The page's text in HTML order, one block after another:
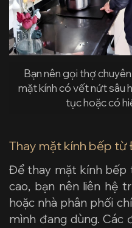
Bạn nên gọi thợ
mặt kính có vết nứt sâu
tục hoặc có
Thay mặt kính bếp từ
Để thay mặt kính bếp
cao, bạn nên liên hệ
hoặc nhà phân phối
mình đang dùng. Các